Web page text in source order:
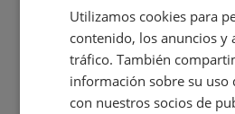
Utilizamos cookies para
contenido, los anuncios y
tráfico. También
información sobre su uso
con nuestros socios de